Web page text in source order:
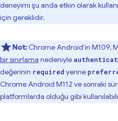
deneyimi şu anda etkin olarak
için gereklidir.
Not: Chrome Android'in M109,
bir sınırlama nedeniyle
değerinin required yerine
Chrome Android M112 ve sonraki
platformlarda olduğu gibi